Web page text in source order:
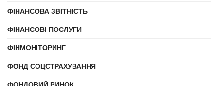
ФІНАНСОВА ЗВІТНІСТЬ
ФІНАНСОВІ ПОСЛУГИ
ФІНМОНІТОРИНГ
ФОНД СОЦСТРАХУВАННЯ